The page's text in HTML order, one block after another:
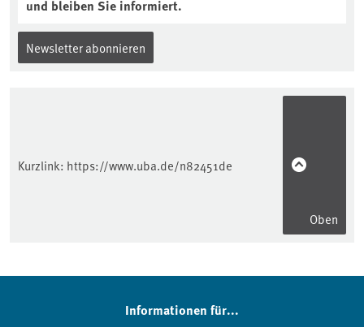
und bleiben Sie informiert.
Newsletter abonnieren
Kurzlink: https://www.uba.de/n82451de
Oben
Informationen für...